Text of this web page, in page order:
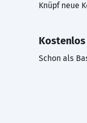
Knüpf neue
Schon als